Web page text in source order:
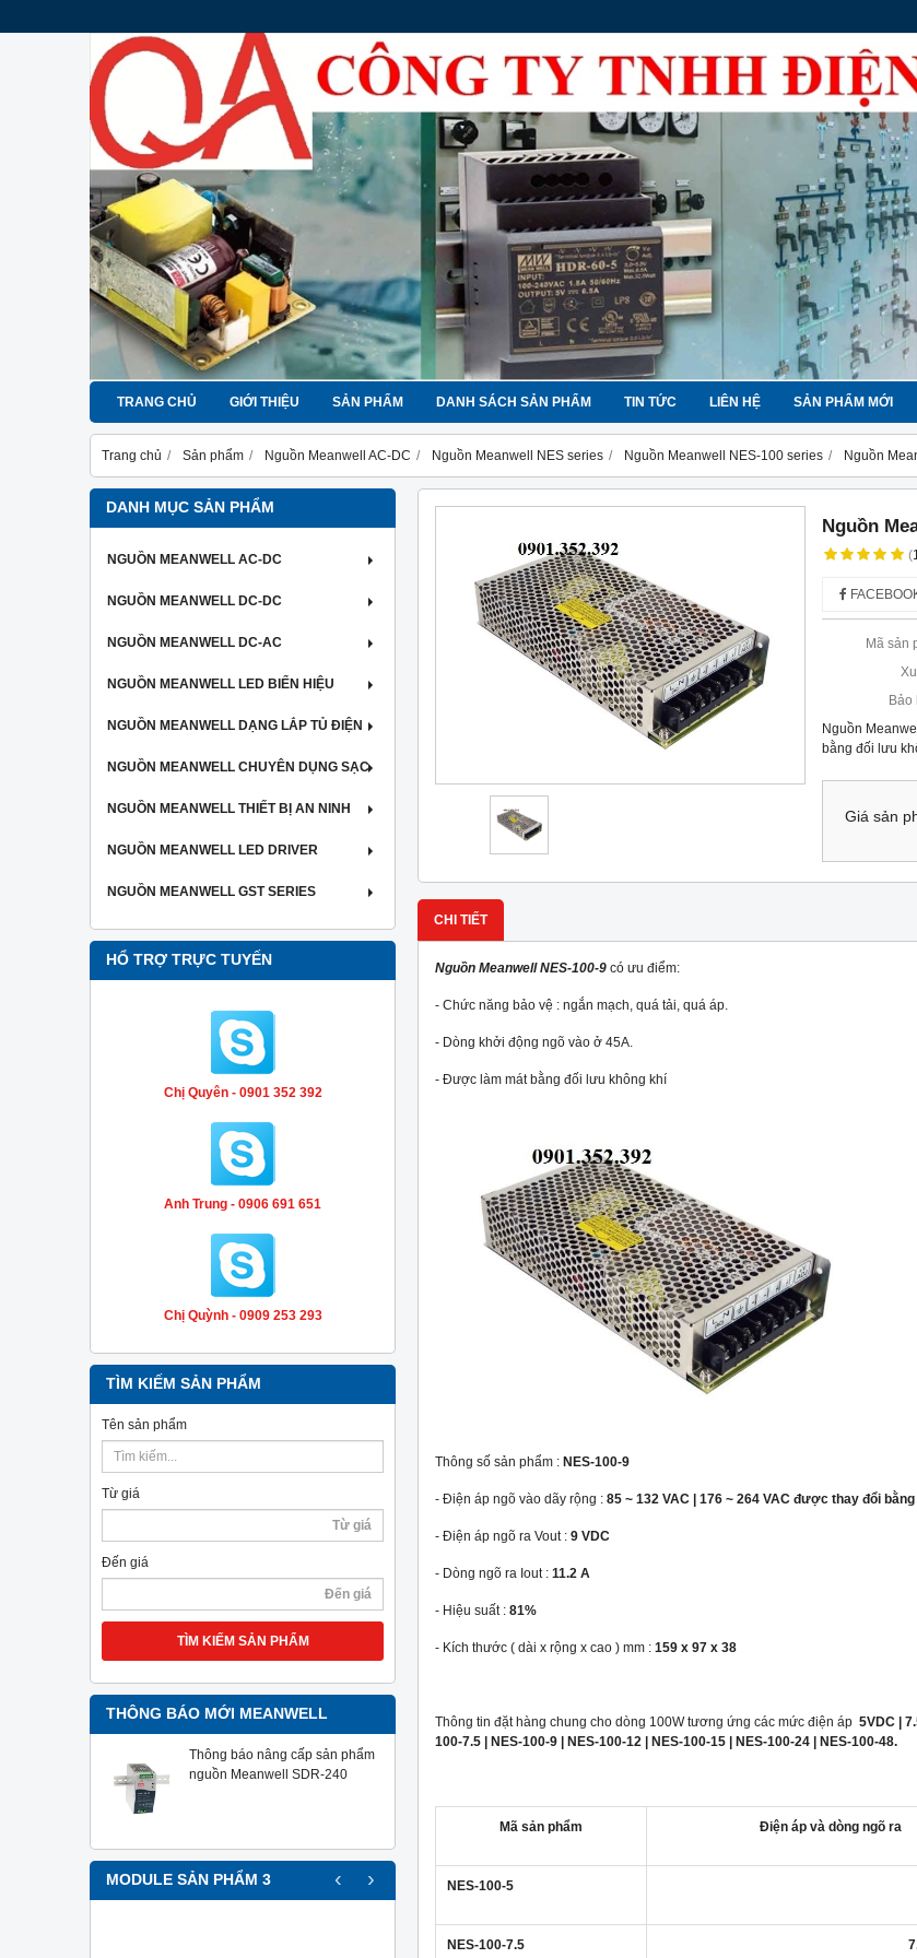
TRANG CHỦ GIỚI THIỆU SẢN PHẨM DANH SÁCH SẢN PHẨM TIN TỨC LIÊN HỆ SẢN PHẨM MỚI
Trang chủ Sản phẩm Nguồn Meanwell AC-DC Nguồn Meanwell NES series Nguồn Meanwell NES-100 series Nguồn
DANH MỤC SẢN PHẨM
NGUỒN MEANWELL AC-DC
NGUỒN MEANWELL DC-DC
NGUỒN MEANWELL DC-AC
NGUỒN MEANWELL LED BIỂN HIỆU
NGUỒN MEANWELL DẠNG LẮP TỦ ĐIỆN
NGUỒN MEANWELL CHUYÊN DỤNG SẠC
NGUỒN MEANWELL THIẾT BỊ AN NINH
NGUỒN MEANWELL LED DRIVER
NGUỒN MEANWELL GST SERIES
HỔ TRỢ TRỰC TUYẾN
Chị Quyên - 0901 352 392
Anh Trung - 0906 691 651
Chị Quỳnh - 0909 253 293
TÌM KIẾM SẢN PHẨM
Tên sản phẩm
Từ giá
Đến giá
TÌM KIẾM SẢN PHẨM
THÔNG BÁO MỚI MEANWELL
Thông báo nâng cấp sản phẩm
nguồn Meanwell SDR-240
MODULE SẢN PHẨM 3 ‹ ›
Nguồn
(
Mã sản
Bảo
Nguồn
bằng đối lưu
Giá sản
CHI TIẾT
Nguồn Meanwell NES-100-9 có ưu điểm:
- Chức năng bảo vệ : ngắn mạch, quá tải, quá áp.
- Dòng khởi động ngõ vào ở 45A.
- Được làm mát bằng đối lưu không khí
Thông số sản phẩm : NES-100-9
- Điện áp ngõ vào dãy rộng : 85 ~ 132 VAC | 176 ~ 264 VAC được thay đổi
- Điện áp ngõ ra Vout : 9 VDC
- Dòng ngõ ra Iout : 11.2 A
- Hiệu suất : 81%
- Kích thước ( dài x rộng x cao ) mm : 159 x 97 x 38
Thông tin đặt hàng chung cho dòng 100W tương ứng các mức điện áp 5VDC |
100-7.5 | NES-100-9 | NES-100-12 | NES-100-15 | NES-100-24 | NES-100-48.
Mã sản phẩm Điện áp và dòng ngõ ra
NES-100-5
NES-100-7.5